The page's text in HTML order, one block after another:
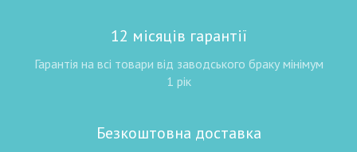
12 місяців гарантії
Гарантія на всі товари від заводського браку мінімум
1 рік
Безкоштовна доставка